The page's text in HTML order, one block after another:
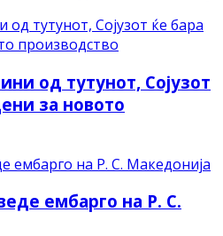
од тутунот, Сојузот
за новото
ембарго на Р. С.